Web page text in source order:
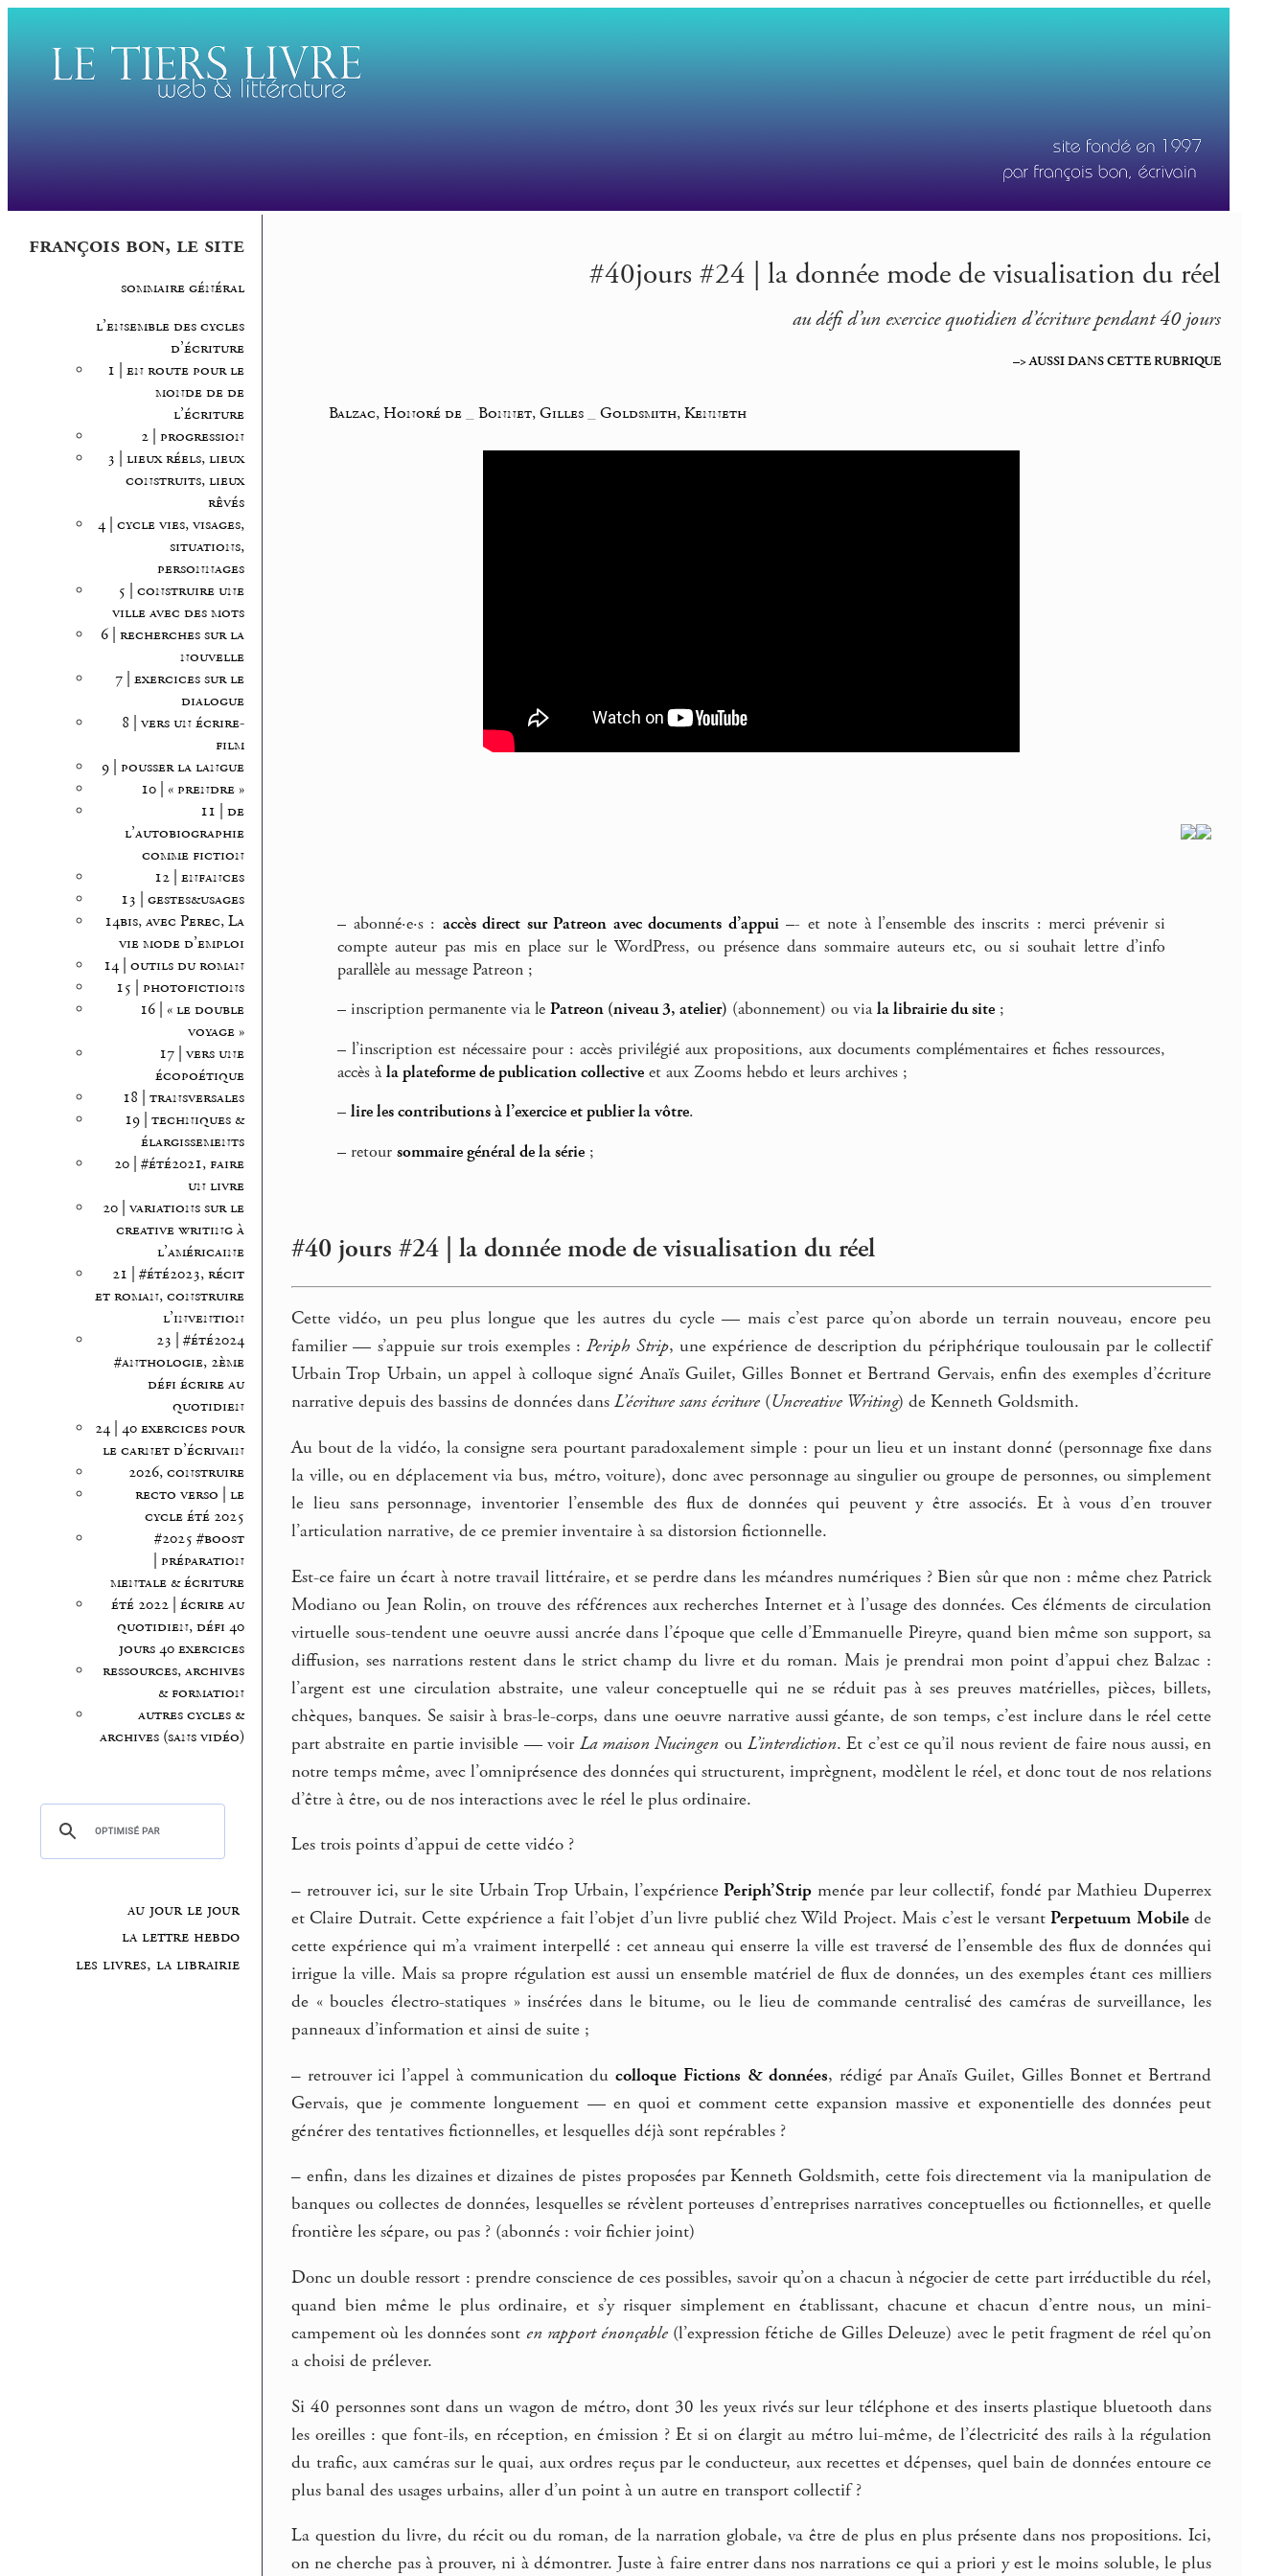
françois bon, le site
sommaire général
l’ensemble des cycles
d’écriture
1 | en route pour le
monde de de
l’écriture
2 | progression
3 | lieux réels, lieux
construits, lieux
rêvés
4 | cycle vies, visages,
situations,
personnages
5 | construire une
ville avec des mots
6 | recherches sur la
nouvelle
7 | exercices sur le
dialogue
8 | vers un écrire-
film
9 | pousser la langue
10 | « prendre »
11 | de
l’autobiographie
comme fiction
12 | enfances
13 | gestes&usages
14bis, avec Perec, La
vie mode d’emploi
14 | outils du roman
15 | photofictions
16 | « le double
voyage »
17 | vers une
écopoétique
18 | transversales
19 | techniques &
élargissements
20 | #été2021, faire
un livre
20 | variations sur le
creative writing à
l’américaine
21 | #été2023, récit
et roman, construire
l’invention
23 | #été2024
#anthologie, 2ème
défi écrire au
quotidien
24 | 40 exercices pour
le carnet d’écrivain
2026, construire
recto verso | le
cycle été 2025
#2025 #boost
| préparation
mentale & écriture
été 2022 | écrire au
quotidien, défi 40
jours 40 exercices
ressources, archives
& formation
autres cycles &
archives (sans vidéo)
au jour le jour
la lettre hebdo
les livres, la librairie
#40jours #24 | la donnée mode de visualisation du réel
au défi d’un exercice quotidien d’écriture pendant 40 jours
–> AUSSI DANS CETTE RUBRIQUE
Balzac, Honoré de _Bonnet, Gilles _Goldsmith, Kenneth
– abonné·e·s : accès direct sur Patreon avec documents d’appui–- et note à l’ensemble des inscrits : merci prévenir si
compte auteur pas mis en place sur le WordPress, ou présence dans sommaire auteurs etc, ou si souhait lettre d’info
parallèle au message Patreon ;
– inscription permanente via le Patreon (niveau 3, atelier) (abonnement) ou viala librairie du site ;
– l’inscription est nécessaire pour : accès privilégié aux propositions, aux documents complémentaires et fiches ressources,
accès àla plateforme de publication collective et aux Zooms hebdo et leurs archives ;
– lire les contributions à l’exercice et publier la vôtre.
– retour sommaire général de la série ;
#40 jours #24 | la donnée mode de visualisation du réel
Cette vidéo, un peu plus longue que les autres du cycle — mais c’est parce qu’on aborde un terrain nouveau, encore peu
familier — s’appuie sur trois exemples :Periph Strip, une expérience de description du périphérique toulousain par le collectif
Urbain Trop Urbain, un appel à colloque signé Anaïs Guilet, Gilles Bonnet et Bertrand Gervais, enfin des exemples d’écriture
narrative depuis des bassins de données dans L’écriture sans écriture (Uncreative Writing) de Kenneth Goldsmith.
Au bout de la vidéo, la consigne sera pourtant paradoxalement simple : pour un lieu et un instant donné (personnage fixe dans
la ville, ou en déplacement via bus, métro, voiture), donc avec personnage au singulier ou groupe de personnes, ou simplement
le lieu sans personnage, inventorier l’ensemble des flux de données qui peuvent y être associés. Et à vous d’en trouver
l’articulation narrative, de ce premier inventaire à sa distorsion fictionnelle.
Est-ce faire un écart à notre travail littéraire, et se perdre dans les méandres numériques ? Bien sûr que non : même chez Patrick
Modiano ou Jean Rolin, on trouve des références aux recherches Internet et à l’usage des données. Ces éléments de circulation
virtuelle sous-tendent une oeuvre aussi ancrée dans l’époque que celle d’Emmanuelle Pireyre, quand bien même son support, sa
diffusion, ses narrations restent dans le strict champ du livre et du roman. Mais je prendrai mon point d’appui chez Balzac :
l’argent est une circulation abstraite, une valeur conceptuelle qui ne se réduit pas à ses preuves matérielles, pièces, billets,
chèques, banques. Se saisir à bras-le-corps, dans une oeuvre narrative aussi géante, de son temps, c’est inclure dans le réel cette
part abstraite en partie invisible — voir La maison Nucingen ouL’interdiction. Et c’est ce qu’il nous revient de faire nous aussi, en
notre temps même, avec l’omniprésence des données qui structurent, imprègnent, modèlent le réel, et donc tout de nos relations
d’être à être, ou de nos interactions avec le réel le plus ordinaire.
Les trois points d’appui de cette vidéo ?
– retrouver ici, sur le site Urbain Trop Urbain, l’expériencePeriph’Strip menée par leur collectif, fondé par Mathieu Duperrex
et Claire Dutrait. Cette expérience a fait l’objet d’un livre publié chez Wild Project. Mais c’est le versantPerpetuum Mobilede
cette expérience qui m’a vraiment interpellé : cet anneau qui enserre la ville est traversé de l’ensemble des flux de données qui
irrigue la ville. Mais sa propre régulation est aussi un ensemble matériel de flux de données, un des exemples étant ces milliers
de « boucles électro-statiques » insérées dans le bitume, ou le lieu de commande centralisé des caméras de surveillance, les
panneaux d’information et ainsi de suite ;
– retrouver ici l’appel à communication ducolloque Fictions & données, rédigé par Anaïs Guilet, Gilles Bonnet et Bertrand
Gervais, que je commente longuement — en quoi et comment cette expansion massive et exponentielle des données peut
générer des tentatives fictionnelles, et lesquelles déjà sont repérables ?
– enfin, dans les dizaines et dizaines de pistes proposées par Kenneth Goldsmith, cette fois directement via la manipulation de
banques ou collectes de données, lesquelles se révèlent porteuses d’entreprises narratives conceptuelles ou fictionnelles, et quelle
frontière les sépare, ou pas ? (abonnés : voir fichier joint)
Donc un double ressort : prendre conscience de ces possibles, savoir qu’on a chacun à négocier de cette part irréductible du réel,
quand bien même le plus ordinaire, et s’y risquer simplement en établissant, chacune et chacun d’entre nous, un mini-
campement où les données sont en rapport énonçable(l’expression fétiche de Gilles Deleuze) avec le petit fragment de réel qu’on
a choisi de prélever.
Si 40 personnes sont dans un wagon de métro, dont 30 les yeux rivés sur leur téléphone et des inserts plastique bluetooth dans
les oreilles : que font-ils, en réception, en émission ? Et si on élargit au métro lui-même, de l’électricité des rails à la régulation
du trafic, aux caméras sur le quai, aux ordres reçus par le conducteur, aux recettes et dépenses, quel bain de données entoure ce
plus banal des usages urbains, aller d’un point à un autre en transport collectif ?
La question du livre, du récit ou du roman, de la narration globale, va être de plus en plus présente dans nos propositions. Ici,
on ne cherche pas à prouver, ni à démontrer. Juste à faire entrer dans nos narrations ce qui a priori y est le moins soluble, le plus